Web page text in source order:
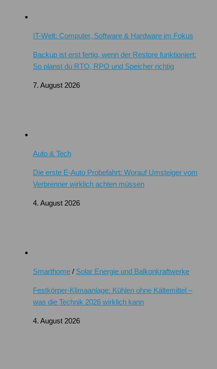
IT-Welt: Computer, Software & Hardware im Fokus
Backup ist erst fertig, wenn der Restore funktioniert:
So planst du RTO, RPO und Speicher richtig
7. August 2026
Auto & Tech
Die erste E-Auto Probefahrt: Worauf Umsteiger vom
Verbrenner wirklich achten müssen
4. August 2026
Smarthome / Solar Energie und Balkonkraftwerke
Festkörper-Klimaanlage: Kühlen ohne Kältemittel –
was die Technik 2026 wirklich kann
4. August 2026